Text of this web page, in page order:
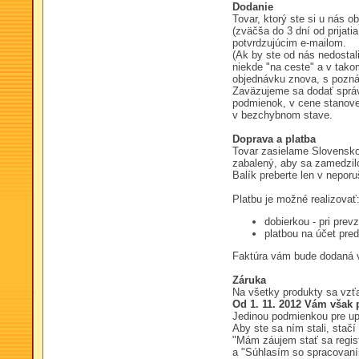
Dodanie
Tovar, ktorý ste si u nás
(zväčša do 3 dní od
potvrdzujúcim e-mailom.
(Ak by ste od nás
niekde "na ceste" a v
objednávku znova, s
Zaväzujeme sa dodať
podmienok, v cene
v bezchybnom stave.
Doprava a platba
Tovar zasielame
zabalený, aby sa
Balík preberte len v
Platbu je možné realizovať:
dobierkou - pri
platbou na účet
Faktúra vám bude
Záruka
Na všetky produkty sa
Od 1. 11. 2012 Vám
Jedinou podmienkou pre
Aby ste sa ním stali, stačí
"Mám záujem stať sa
a "Súhlasím so